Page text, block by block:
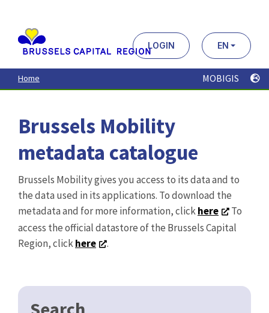
contenu
principal
LOGIN EN
Home MOBIGIS
Brussels Mobility
metadata catalogue
Brussels Mobility gives you access to its data and to
the data used in its applications. To download the
metadata and for more information, clickhere
To
access the official datastore of the Brussels Capital
Region, clickhere .